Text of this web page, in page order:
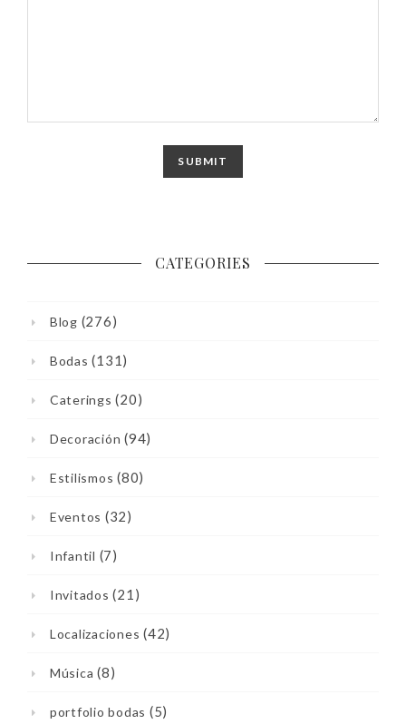
CATEGORIES
Blog (276)
Bodas (131)
Caterings (20)
Decoración (94)
Estilismos (80)
Eventos (32)
Infantil (7)
Invitados (21)
Localizaciones (42)
Música (8)
portfolio bodas (5)